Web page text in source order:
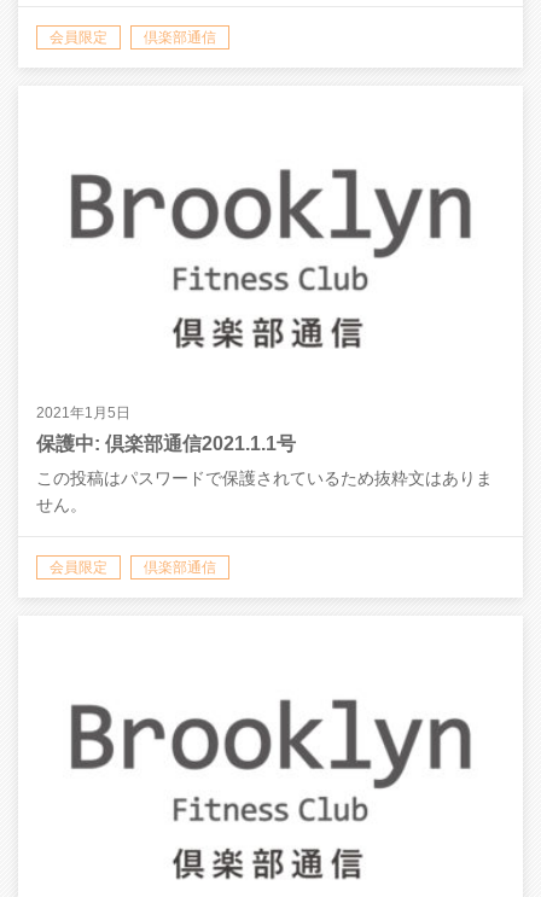
会員限定 倶楽部通信
2021年1月5日
保護中: 倶楽部通信2021.1.1号
この投稿はパスワードで保護されているため抜粋文はありま
せん。
会員限定 倶楽部通信